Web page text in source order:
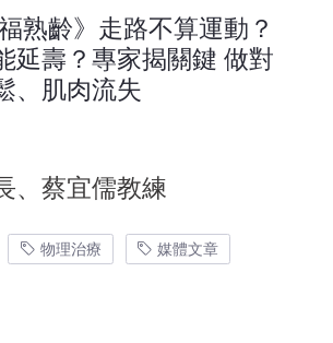
熟齡》走路不算運動？
延壽？專家揭關鍵 做對
、肌肉流失
、蔡宜儒教練
物理治療
媒體文章